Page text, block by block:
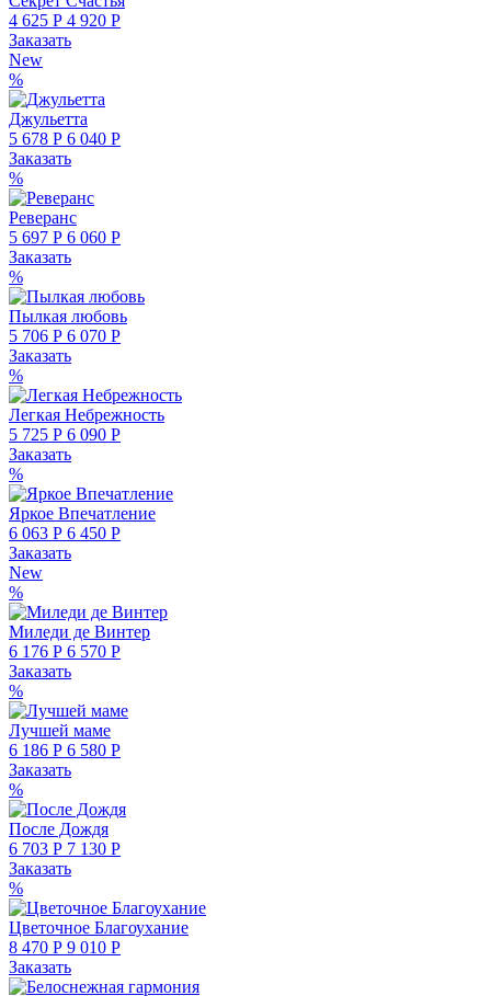
4 625 Р 4 920 Р
Заказать
New
%
Джульетта
5 678 Р 6 040 Р
Заказать
%
Реверанс
5 697 Р 6 060 Р
Заказать
%
Пылкая любовь
5 706 Р 6 070 Р
Заказать
%
Легкая Небрежность
5 725 Р 6 090 Р
Заказать
%
Яркое Впечатление
6 063 Р 6 450 Р
Заказать
New
%
Миледи де Винтер
6 176 Р 6 570 Р
Заказать
%
Лучшей маме
6 186 Р 6 580 Р
Заказать
%
После Дождя
6 703 Р 7 130 Р
Заказать
%
Цветочное Благоухание
8 470 Р 9 010 Р
Заказать